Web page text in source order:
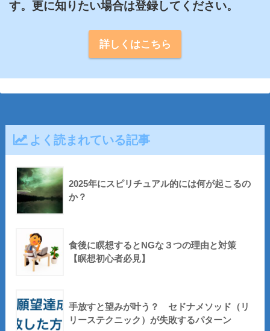
詳しくはこちら
よく読まれている記事
2025年にスピリチュアル的には何が起こるの
か？
食後に瞑想するとNGな３つの理由と対策
【瞑想初心者必見】
手放すと望みが叶う？ セドナメソッド（リ
リーステクニック）が失敗するパターン